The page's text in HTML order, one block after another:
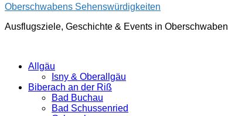
Oberschwabens Sehenswürdigkeiten
Ausflugsziele, Geschichte & Events in Oberschwaben
Allgäu
Isny & Oberallgäu
Biberach an der Riß
Bad Buchau
Bad Schussenried